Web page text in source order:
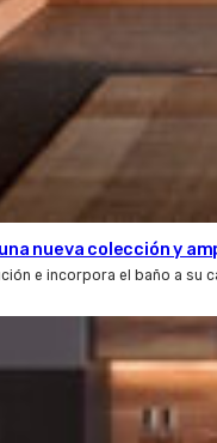
nueva colección y
e incorpora el baño a su